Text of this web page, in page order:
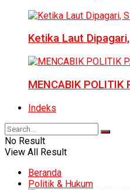
Ketika Laut
MENCABIK POLITIK
Indeks
No Result
View All Result
Beranda
Politik & Hukum